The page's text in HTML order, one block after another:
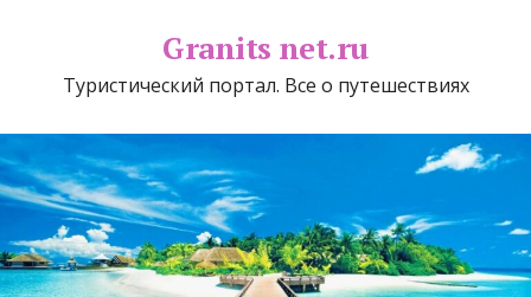
Granits net.ru
Туристический портал. Все о путешествиях